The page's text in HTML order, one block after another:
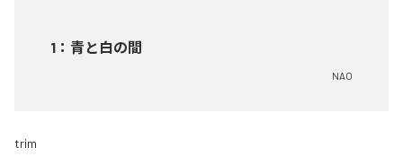
1 ： 青と白の間
NAO
trim